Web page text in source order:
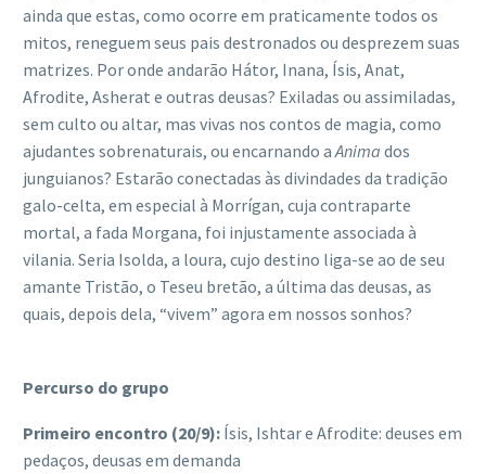
ainda que estas, como ocorre em praticamente todos os
mitos, reneguem seus pais destronados ou desprezem suas
matrizes. Por onde andarão Hátor, Inana, Ísis, Anat,
Afrodite, Asherat e outras deusas? Exiladas ou assimiladas,
sem culto ou altar, mas vivas nos contos de magia, como
ajudantes sobrenaturais, ou encarnando aAnima dos
junguianos? Estarão conectadas às divindades da tradição
galo-celta, em especial à Morrígan, cuja contraparte
mortal, a fada Morgana, foi injustamente associada à
vilania. Seria Isolda, a loura, cujo destino liga-se ao de seu
amante Tristão, o Teseu bretão, a última das deusas, as
quais, depois dela, “vivem” agora em nossos sonhos?
Percurso do grupo
Primeiro encontro (20/9): Ísis, Ishtar e Afrodite: deuses em
pedaços, deusas em demanda